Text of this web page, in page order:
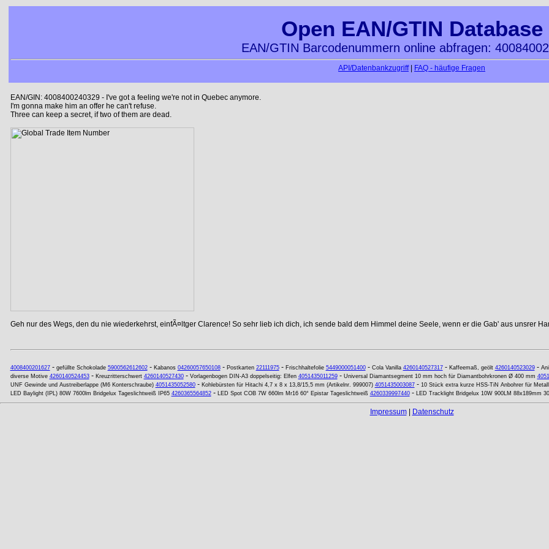
Open EAN/GTIN Database
EAN/GTIN Barcodenummern online abfragen:
API/Datenbankzugriff| FAQ - häufige Fragen
EAN/GIN: 4008400240329 - I've got a feeling we're not in Quebec anymore.
I'm gonna make him an offer he can't refuse.
Three can keep a secret, if two of them are dead.
Geh nur des Wegs, den du nie wiederkehrst, einfÃ¤ltger Clarence! So sehr lieb ich dich, ich sende bald dem Himmel deine Seele, wenn er die Gab' aus unsrer
4008400201627- gefüllte Schokolade 5900562612602- Kabanos 04260057650108- Postkarten 22111975- Frischhaltefolie 5449000051400- Cola Vanilla 4260140527317- Kaffeemaß, geölt 4260140523029-
diverse Motive 4260140524453- Kreuzritterschwert 4260140527430- Vorlagenbogen DIN-A3 doppelseitig: Elfen 4051435011259- Universal Diamantsegment 10 mm hoch für Diamantbohrkronen Ø 400 mm
UNF Gewinde und Austreiberlappe (M6 Konterschraube) 4051435052580- Kohlebürsten für Hitachi 4,7 x 8 x 13,8/15,5 mm (Artikelnr. 999007) 4051435003087- 10 Stück extra kurze HSS-TiN Anbohrer für
LED Baylight (IPL) 80W 7600lm Bridgelux Tageslichtweiß IP65 4260365564852- LED Spot COB 7W 660lm Mr16 60° Epistar Tageslichtweiß 4260339997440- LED Tracklight Bridgelux 10W 900LM 88x189mm
Impressum| Datenschutz